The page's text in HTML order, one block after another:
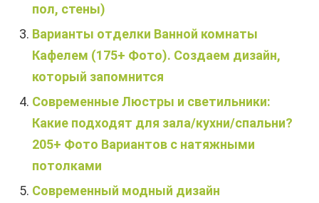
пол, стены)
Варианты отделки Ванной комнаты
Кафелем (175+ Фото). Создаем дизайн,
который запомнится
Современные Люстры и светильники:
Какие подходят для зала/кухни/спальни?
205+ Фото Вариантов с натяжными
потолками
Современный модный дизайн